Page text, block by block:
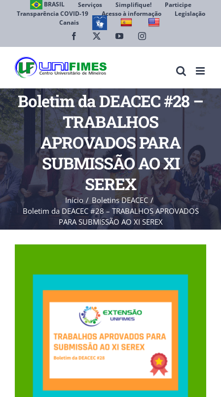
BRASIL Serviços Simplifique!
Participe
Transparência COVID-19
Acesso à informação
Legislação
Canais
Facebook YouTubeInstagram
Boletim da DEACEC #28 –
TRABALHOS
APROVADOS PARA
SUBMISSÃO AO XI
SEREX
Início
Boletins DEACEC
Boletim da DEACEC #28 – TRABALHOS APROVADOS
PARA SUBMISSÃO AO XI SEREX